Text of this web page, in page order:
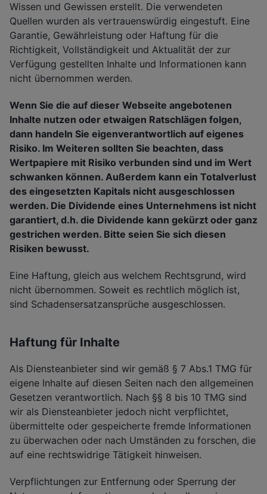
Wissen und Gewissen erstellt. Die verwendeten
Quellen wurden als vertrauenswürdig eingestuft. Eine
Garantie, Gewährleistung oder Haftung für die
Richtigkeit, Vollständigkeit und Aktualität der zur
Verfügung gestellten Inhalte und Informationen kann
nicht übernommen werden.
Wenn Sie die auf dieser Webseite angebotenen
Inhalte nutzen oder etwaigen Ratschlägen folgen,
dann handeln Sie eigenverantwortlich auf eigenes
Risiko. Im Weiteren sollten Sie beachten, dass
Wertpapiere mit Risiko verbunden sind und im Wert
schwanken können. Außerdem kann ein Totalverlust
des eingesetzten Kapitals nicht ausgeschlossen
werden. Die Dividende eines Unternehmens ist nicht
garantiert, d.h. die Dividende kann gekürzt oder ganz
gestrichen werden. Bitte seien Sie sich diesen
Risiken bewusst.
Eine Haftung, gleich aus welchem Rechtsgrund, wird
nicht übernommen. Soweit es rechtlich möglich ist,
sind Schadensersatzansprüche ausgeschlossen.
Haftung für Inhalte
Als Diensteanbieter sind wir gemäß § 7 Abs.1 TMG für
eigene Inhalte auf diesen Seiten nach den allgemeinen
Gesetzen verantwortlich. Nach §§ 8 bis 10 TMG sind
wir als Diensteanbieter jedoch nicht verpflichtet,
übermittelte oder gespeicherte fremde Informationen
zu überwachen oder nach Umständen zu forschen, die
auf eine rechtswidrige Tätigkeit hinweisen.
Verpflichtungen zur Entfernung oder Sperrung der